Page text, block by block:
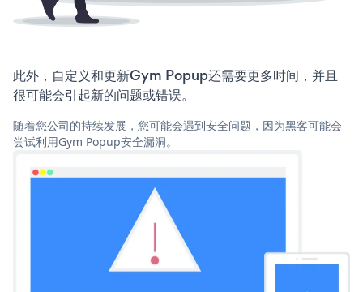
此外，自定义和更新Gym Popup还需要更多时间，并且
很可能会引起新的问题或错误。
随着您公司的持续发展，您可能会遇到安全问题，因为黑客可能会
尝试利用Gym Popup安全漏洞。